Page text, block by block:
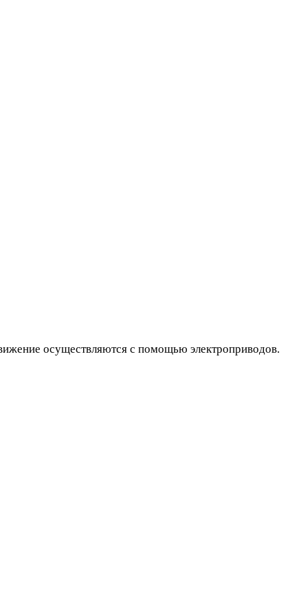
осуществляются с помощью электроприводов.